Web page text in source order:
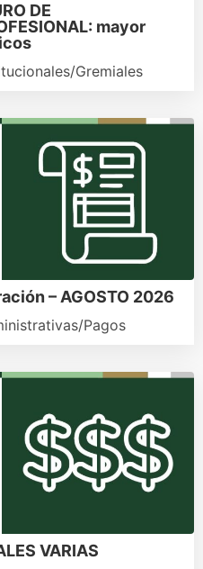
DE
mayor
Gremiales
– AGOSTO 2026
Pagos
VARIAS